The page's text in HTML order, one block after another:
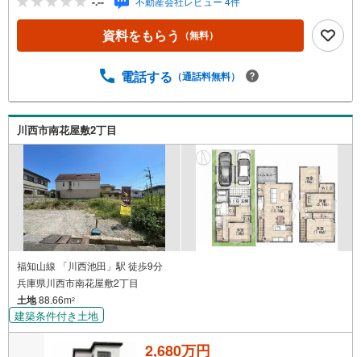
トを徹底カット。その分を「広さ」と「性能」に還元しま
した■「お金の理想」も諦めない。専属FPによる無料相談
・家計の「見える化」で安心を 教育費や老後資金など将来
ます。 ・プロならではのアドバイス 「最適な銀行は？」
大活用まで、家計を守る具体的なプランをご提案「自分ら
しい家」と「安心できる将来」どちらもフロンティアで叶
えませんか？当日の現地見学・FP相談も受付中です
資料をもらう （無料）
電話する （通話料無料）
川西市南花屋敷2丁目
福知山線 「川西池田」駅 徒歩9分
兵庫県川西市南花屋敷2丁目
土地88.66m2
建築条件付き土地
2,680万円